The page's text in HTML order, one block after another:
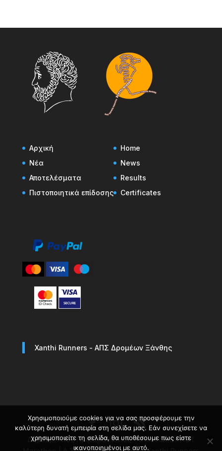
Αρχική
Νέα
Αποτελέσματα
Πιστοποιητικά επίδοσης
Home
News
Results
Certificates
Xanthi Runners - ΑΠΣ Δρομέων Ξάνθης
Δημοκρίτειος Ημιμαραθώνιος - Democritus Half
Χρησιμοποιούμε cookies για να σας προσφέρουμε την
καλύτερη δυνατή εμπειρία στη σελίδα μας. Εάν συνεχίσετε να
χρησιμοποιείτε τη σελίδα, θα υποθέσουμε πως είστε
ικανοποιημένοι με αυτό.